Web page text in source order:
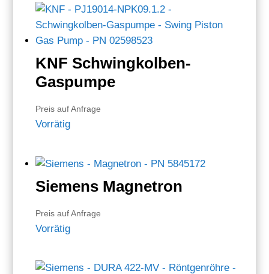
KNF Schwingkolben-
Gaspumpe
Preis auf Anfrage
Vorrätig
Siemens Magnetron
Preis auf Anfrage
Vorrätig